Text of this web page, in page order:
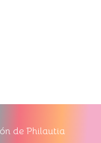
de Philautia